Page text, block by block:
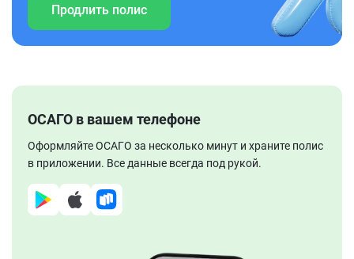
Продлить полис
ОСАГО в вашем телефоне
Оформляйте ОСАГО за несколько минут и храните полис
в приложении. Все данные всегда под рукой.